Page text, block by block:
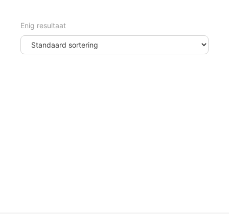
Enig resultaat